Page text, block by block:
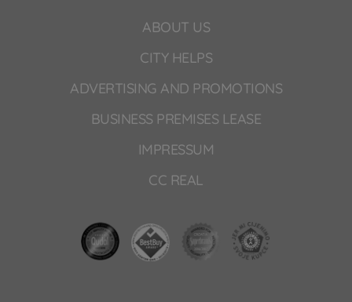
ABOUT US
CITY HELPS
ADVERTISING AND PROMOTIONS
BUSINESS PREMISES LEASE
IMPRESSUM
CC REAL